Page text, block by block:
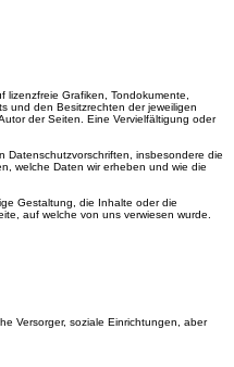
lizenzfreie Grafiken, Tondokumente,
und den Besitzrechten der jeweiligen
der Seiten. Eine Vervielfältigung oder
Datenschutzvorschriften, insbesondere die
welche Daten wir erheben und wie die
Gestaltung, die Inhalte oder die
auf welche von uns verwiesen wurde.
Versorger, soziale Einrichtungen, aber